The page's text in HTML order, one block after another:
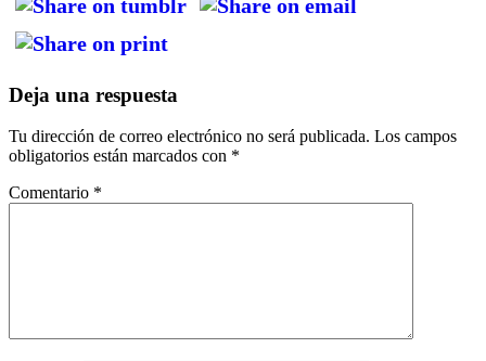
Deja una respuesta
Tu dirección de correo electrónico no será publicada. Los campos
obligatorios están marcados con *
Comentario *